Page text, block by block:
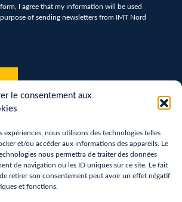
le consentement aux
expériences, nous utilisons des technologies telles
et/ou accéder aux informations des appareils. Le
nous permettra de traiter des données
de navigation ou les ID uniques sur ce site. Le fait
retirer son consentement peut avoir un effet négatif
et fonctions.
I agree that my information will be used
of sending newsletters from IMT Nord
Terms of use